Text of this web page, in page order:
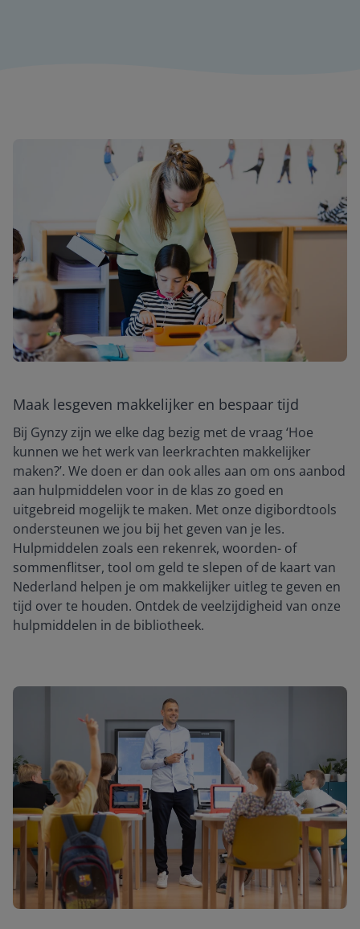
Maak lesgeven makkelijker en bespaar tijd
Bij Gynzy zijn we elke dag bezig met de vraag ‘Hoe
kunnen we het werk van leerkrachten makkelijker
maken?’. We doen er dan ook alles aan om ons aanbod
aan hulpmiddelen voor in de klas zo goed en
uitgebreid mogelijk te maken. Met onze digibordtools
ondersteunen we jou bij het geven van je les.
Hulpmiddelen zoals een rekenrek, woorden- of
sommenflitser, tool om geld te slepen of de kaart van
Nederland helpen je om makkelijker uitleg te geven en
tijd over te houden. Ontdek de veelzijdigheid van onze
hulpmiddelen in de bibliotheek.